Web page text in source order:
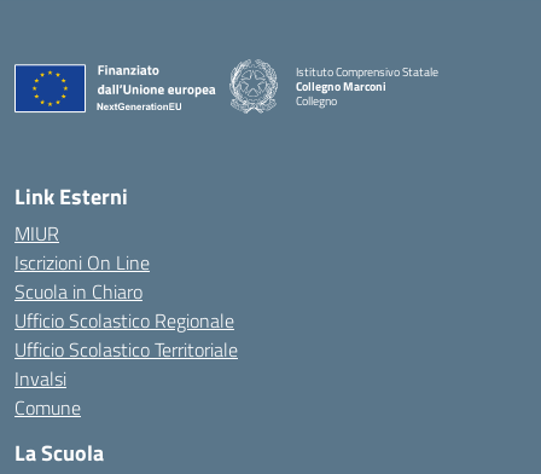
Istituto Comprensivo Statale
Collegno Marconi
Collegno
Link Esterni
MIUR
Iscrizioni On Line
Scuola in Chiaro
Ufficio Scolastico Regionale
Ufficio Scolastico Territoriale
Invalsi
Comune
La Scuola